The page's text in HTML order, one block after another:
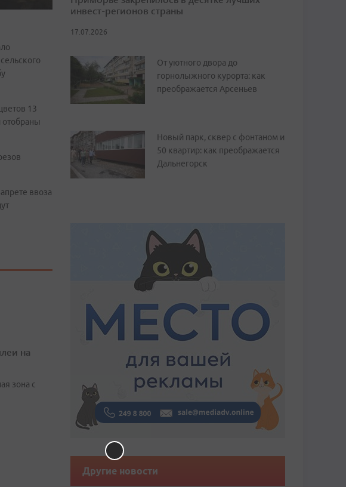
13
отобраны
ввоза
на
зона с
инвест-регионов страны
17.07.2026
От уютного двора до
горнолыжного курорта: как
преображается Арсеньев
Новый парк, сквер с фонтаном и
50 квартир: как преображается
Дальнегорск
Другие новости